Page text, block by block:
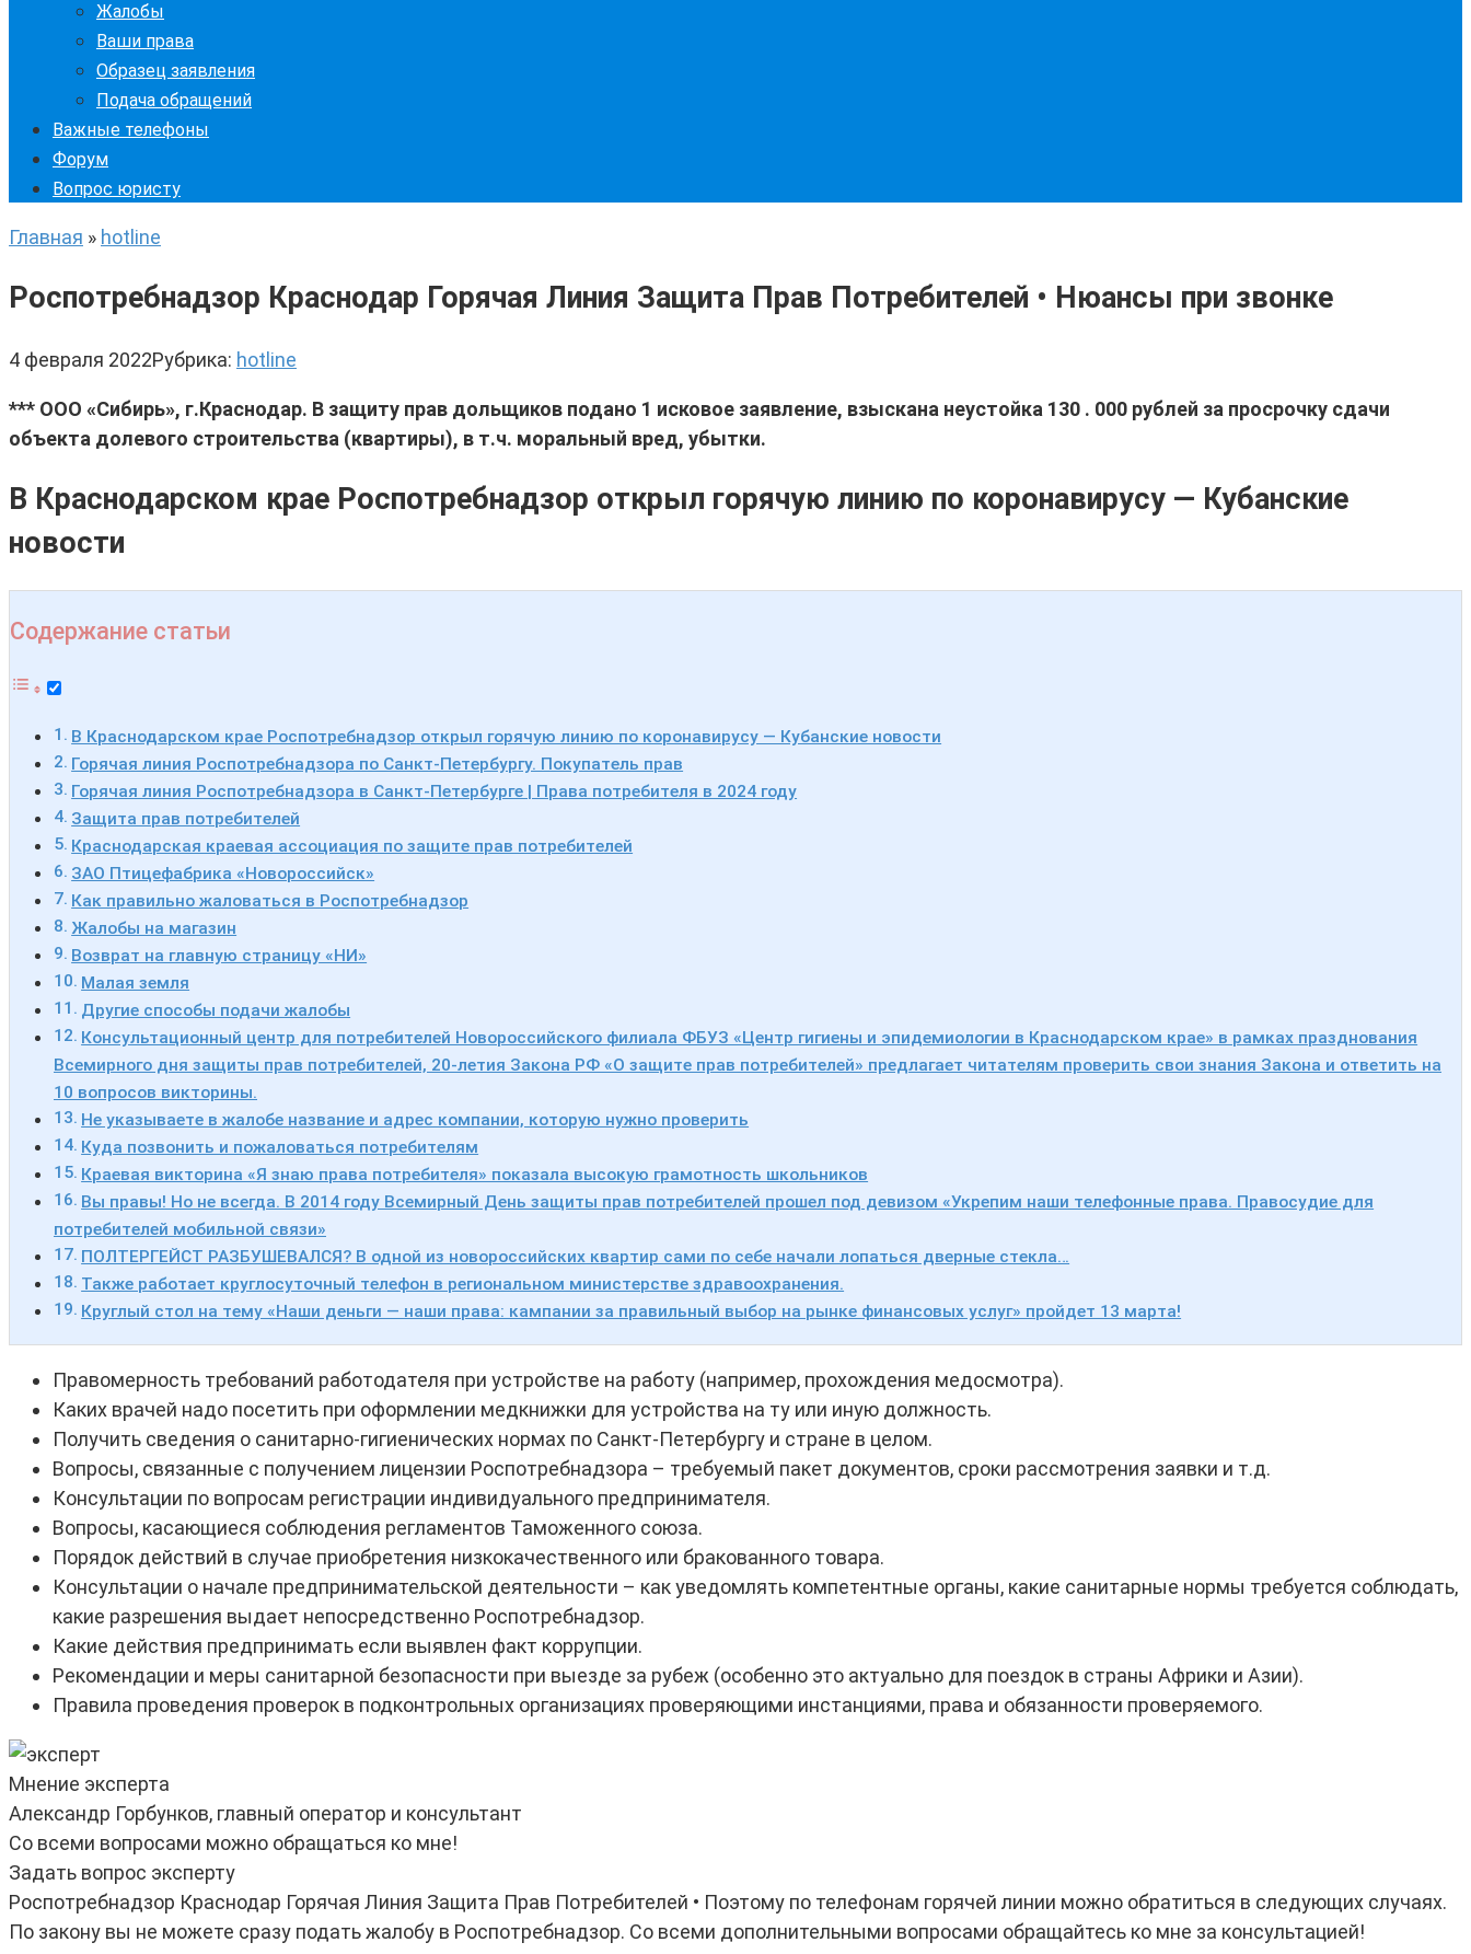
Жалобы
Ваши права
Образец заявления
Подача обращений
Важные телефоны
Форум
Вопрос юристу
Главная » hotline
Роспотребнадзор Краснодар Горячая Линия Защита Прав Потребителей • Нюансы при звонке
4 февраля 2022Рубрика: hotline
*** ООО «Сибирь», г.Краснодар. В защиту прав дольщиков подано 1 исковое заявление, взыскана неустойка 130 . 000 рублей за просрочку сдачи
объекта долевого строительства (квартиры), в т.ч. моральный вред, убытки.
В Краснодарском крае Роспотребнадзор открыл горячую линию по коронавирусу — Кубанские
новости
Содержание статьи
В Краснодарском крае Роспотребнадзор открыл горячую линию по коронавирусу — Кубанские новости
Горячая линия Роспотребнадзора по Санкт-Петербургу. Покупатель прав
Горячая линия Роспотребнадзора в Санкт-Петербурге | Права потребителя в 2024 году
Защита прав потребителей
Краснодарская краевая ассоциация по защите прав потребителей
ЗАО Птицефабрика «Новороссийск»
Как правильно жаловаться в Роспотребнадзор
Жалобы на магазин
Возврат на главную страницу «НИ»
Малая земля
Другие способы подачи жалобы
Консультационный центр для потребителей Новороссийского филиала ФБУЗ «Центр гигиены и эпидемиологии в Краснодарском крае» в рамках празднования
Всемирного дня защиты прав потребителей, 20-летия Закона РФ «О защите прав потребителей» предлагает читателям проверить свои знания Закона и ответить на
10 вопросов викторины.
Не указываете в жалобе название и адрес компании, которую нужно проверить
Куда позвонить и пожаловаться потребителям
Краевая викторина «Я знаю права потребителя» показала высокую грамотность школьников
Вы правы! Но не всегда. В 2014 году Всемирный День защиты прав потребителей прошел под девизом «Укрепим наши телефонные права. Правосудие для
потребителей мобильной связи»
ПОЛТЕРГЕЙСТ РАЗБУШЕВАЛСЯ? В одной из новороссийских квартир сами по себе начали лопаться дверные стекла…
Также работает круглосуточный телефон в региональном министерстве здравоохранения.
Круглый стол на тему «Наши деньги — наши права: кампании за правильный выбор на рынке финансовых услуг» пройдет 13 марта!
Правомерность требований работодателя при устройстве на работу (например, прохождения медосмотра).
Каких врачей надо посетить при оформлении медкнижки для устройства на ту или иную должность.
Получить сведения о санитарно-гигиенических нормах по Санкт-Петербургу и стране в целом.
Вопросы, связанные с получением лицензии Роспотребнадзора – требуемый пакет документов, сроки рассмотрения заявки и т.д.
Консультации по вопросам регистрации индивидуального предпринимателя.
Вопросы, касающиеся соблюдения регламентов Таможенного союза.
Порядок действий в случае приобретения низкокачественного или бракованного товара.
Консультации о начале предпринимательской деятельности – как уведомлять компетентные органы, какие санитарные нормы требуется соблюдать,
какие разрешения выдает непосредственно Роспотребнадзор.
Какие действия предпринимать если выявлен факт коррупции.
Рекомендации и меры санитарной безопасности при выезде за рубеж (особенно это актуально для поездок в страны Африки и Азии).
Правила проведения проверок в подконтрольных организациях проверяющими инстанциями, права и обязанности проверяемого.
Мнение эксперта
Александр Горбунков, главный оператор и консультант
Со всеми вопросами можно обращаться ко мне!
Задать вопрос эксперту
Роспотребнадзор Краснодар Горячая Линия Защита Прав Потребителей • Поэтому по телефонам горячей линии можно обратиться в следующих случаях.
По закону вы не можете сразу подать жалобу в Роспотребнадзор. Со всеми дополнительными вопросами обращайтесь ко мне за консультацией!